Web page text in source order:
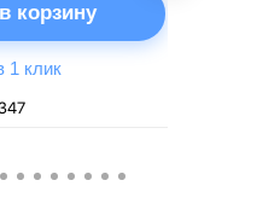
корзину
1 клик